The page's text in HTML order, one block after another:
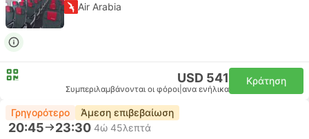
Air Arabia
USD 541
Συμπεριλαμβάνονται οι φόροι ανα ενήλικα
Κράτηση
Γρηγορότερο Άμεση επιβεβαίωση
20:45 23:30 4ώ 45λεπτά